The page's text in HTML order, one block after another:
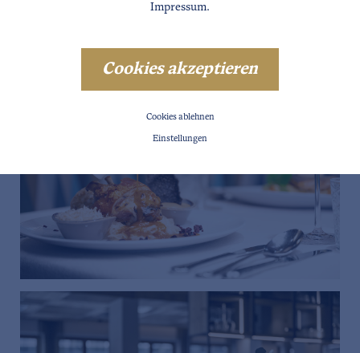
Impressum.
Cookies akzeptieren
Cookies ablehnen
Einstellungen